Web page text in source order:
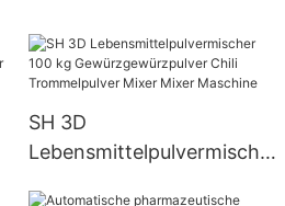
Pillenpresse,
Rotationstablettenpresse,
Zp-Serie
SH 3D
Lebensmittelpulvermischer